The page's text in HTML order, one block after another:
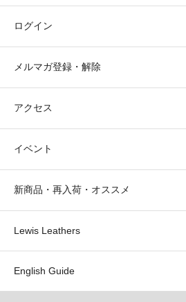
ログイン
メルマガ登録・解除
アクセス
イベント
新商品・再入荷・オススメ
Lewis Leathers
English Guide